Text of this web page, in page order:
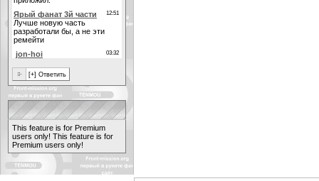
This feature is for Premium
users only! This feature is for
Premium users only!